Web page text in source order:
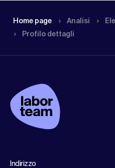
Home page Analisi
Profilo dettagli
Indirizzo